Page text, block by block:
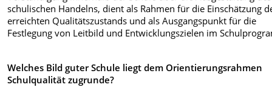
schulischen Handelns, dient als Rahmen für die Einschätzung
erreichten Qualitätszustands und als Ausgangspunkt für die
Festlegung von Leitbild und Entwicklungszielen im
Welches Bild guter Schule liegt dem Orientierungsrahmen
Schulqualität zugrunde?